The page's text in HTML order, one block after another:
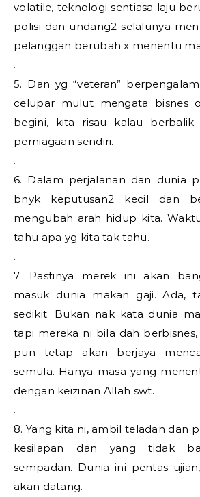
volatile, teknologi sentiasa laju
polisi dan undang2 selalunya
pelanggan berubah x menentu
.
5. Dan yg “veteran”
celupar mulut mengata bisnes
begini, kita risau kalau
perniagaan sendiri.
.
6. Dalam perjalanan dan dunia
bnyk keputusan2 kecil dan
mengubah arah hidup kita.
tahu apa yg kita tak tahu.
.
7. Pastinya merek ini akan
masuk dunia makan gaji. Ada,
sedikit. Bukan nak kata dunia
tapi mereka ni bila dah
pun tetap akan berjaya
semula. Hanya masa yang
dengan keizinan Allah swt.
.
8. Yang kita ni, ambil teladan dan
kesilapan dan yang tidak
sempadan. Dunia ini pentas
akan datang.